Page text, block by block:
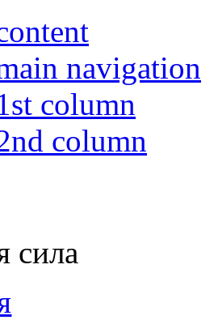
navigation
column
column
сила